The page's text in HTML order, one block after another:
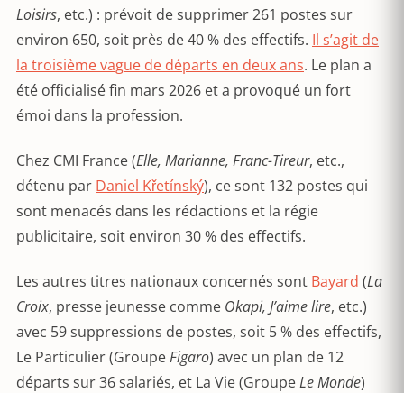
Loisirs, etc.) : prévoit de supprimer 261 postes sur
environ 650, soit près de 40 % des effectifs. Il s’agit de
la troisième vague de départs en deux ans. Le plan a
été officialisé fin mars 2026 et a provoqué un fort
émoi dans la profession.
Chez CMI France (Elle, Marianne, Franc-Tireur, etc.,
détenu par Daniel Křetínský), ce sont 132 postes qui
sont menacés dans les rédactions et la régie
publicitaire, soit environ 30 % des effectifs.
Les autres titres nationaux concernés sont Bayard (La
Croix, presse jeunesse comme Okapi, J’aime lire, etc.)
avec 59 suppressions de postes, soit 5 % des effectifs,
Le Particulier (GroupeFigaro) avec un plan de 12
départs sur 36 salariés, et La Vie (GroupeLe Monde)